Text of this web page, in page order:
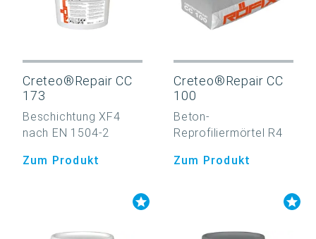
Creteo®Repair CC
173
Beschichtung XF4
nach EN 1504-2
Zum Produkt
Creteo®Repair CC
100
Beton-
Reprofiliermörtel R4
Zum Produkt